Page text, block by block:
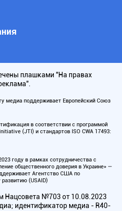
плашками "На правах
медиа поддерживает Европейский Союз
в соответствии с программой
(JTI) и стандартов ISO CWA 17493:
году в рамках сотрудничества с
общественного доверия в Украине» —
Агентство США по
(USAID)
Нацсовета №703 от 10.08.2023
идентификатор медиа - R40-